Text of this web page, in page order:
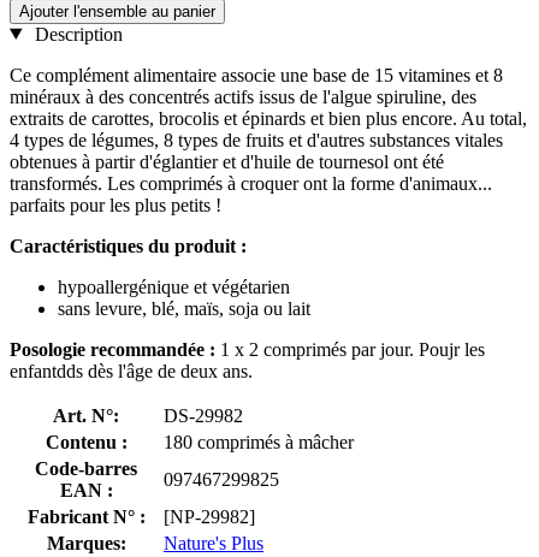
Ajouter l'ensemble au panier
Description
Ce complément alimentaire associe une base de 15 vitamines et 8
minéraux à des concentrés actifs issus de l'algue spiruline, des
extraits de carottes, brocolis et épinards et bien plus encore. Au total,
4 types de légumes, 8 types de fruits et d'autres substances vitales
obtenues à partir d'églantier et d'huile de tournesol ont été
transformés. Les comprimés à croquer ont la forme d'animaux...
parfaits pour les plus petits !
Caractéristiques du produit :
hypoallergénique et végétarien
sans levure, blé, maïs, soja ou lait
Posologie recommandée : 1 x 2 comprimés par jour. Poujr les
enfantdds dès l'âge de deux ans.
Art. N°:
DS-29982
Contenu :
180 comprimés à mâcher
Code-barres
EAN :
097467299825
Fabricant N° :
[NP-29982]
Marques:
Nature's Plus